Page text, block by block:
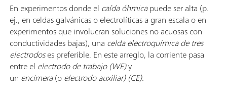
En experimentos donde el caída óhmicapuede ser alta (p.
ej., en celdas galvánicas o electrolíticas a gran escala o en
experimentos que involucran soluciones no acuosas con
conductividades bajas), una celda electroquímica de tres
electrodoses preferible. En este arreglo, la corriente pasa
entre el electrodo de trabajo (WE)y
un encimera(oelectrodo auxiliar) (CE).